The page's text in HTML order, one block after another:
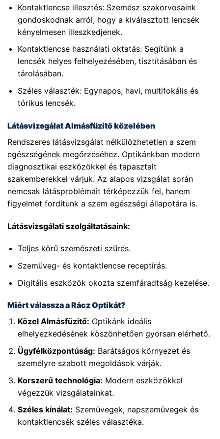
Kontaktlencse illesztés: Szemész szakorvosaink
gondoskodnak arról, hogy a kiválasztott lencsék
kényelmesen illeszkedjenek.
Kontaktlencse használati oktatás: Segítünk a
lencsék helyes felhelyezésében, tisztításában és
tárolásában.
Széles választék: Egynapos, havi, multifokális és
tórikus lencsék.
Látásvizsgálat Almásfüzitő közelében
Rendszeres látásvizsgálat nélkülözhetetlen a szem
egészségének megőrzéséhez. Optikánkban modern
diagnosztikai eszközökkel és tapasztalt
szakemberekkel várjuk. Az alapos vizsgálat során
nemcsak látásproblémáit térképezzük fel, hanem
figyelmet fordítunk a szem egészségi állapotára is.
Látásvizsgálati szolgáltatásaink:
Teljes körű szemészeti szűrés.
Szemüveg- és kontaktlencse receptírás.
Digitális eszközök okozta szemfáradtság kezelése.
Miért válassza a Rácz Optikát?
Közel Almásfüzitő: Optikánk ideális
elhelyezkedésének köszönhetően gyorsan elérhető.
Ügyfélközpontúság: Barátságos környezet és
személyre szabott megoldások várják.
Korszerű technológia: Modern eszközökkel
végezzük vizsgálatainkat.
Széles kínálat: Szemüvegek, napszemüvegek és
kontaktlencsék széles választéka.